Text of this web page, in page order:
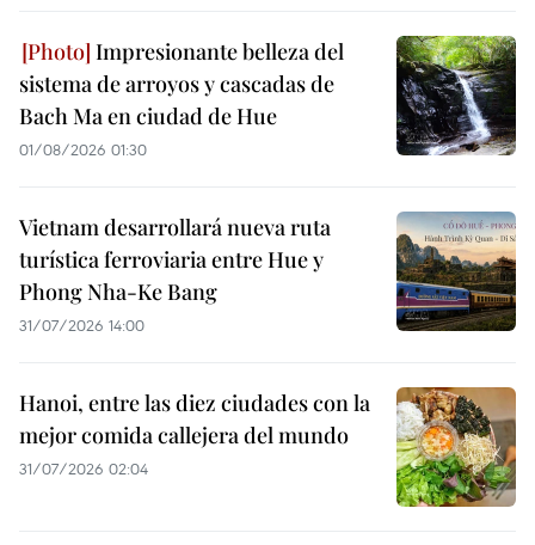
Impresionante belleza del
sistema de arroyos y cascadas de
Bach Ma en ciudad de Hue
01/08/2026 01:30
Vietnam desarrollará nueva ruta
turística ferroviaria entre Hue y
Phong Nha-Ke Bang
31/07/2026 14:00
Hanoi, entre las diez ciudades con la
mejor comida callejera del mundo
31/07/2026 02:04